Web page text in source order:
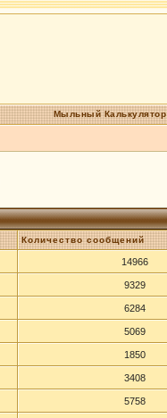
Мыльный Калькулятор
Количество сообщений
14966
9329
6284
5069
1850
3408
5758